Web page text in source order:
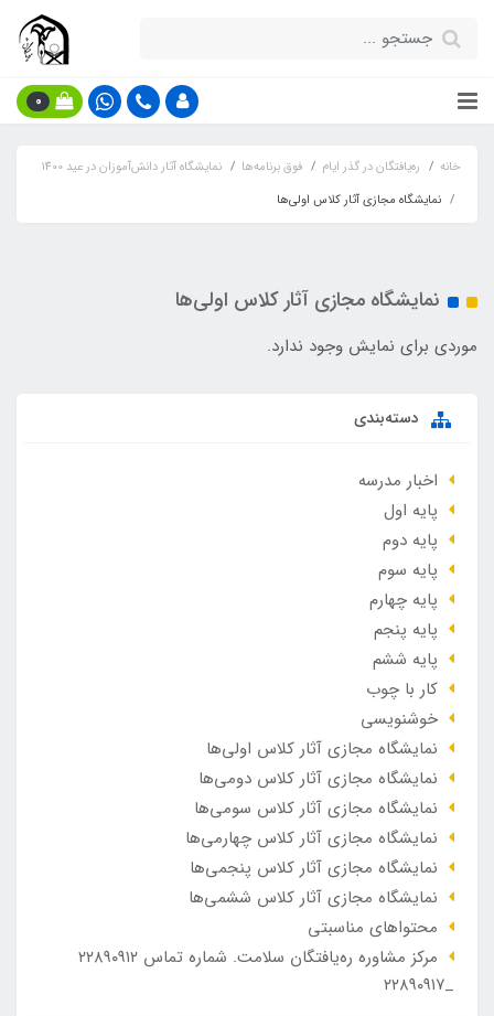
0
خانه ره‌یافتگان در گذر ایام فوق برنامه‌ها
نمایشگاه آثار دانش‌آموزان در عید 1400
نمایشگاه مجازی آثار کلاس اولی‌ها
نمایشگاه مجازی آثار کلاس اولی‌ها
موردی برای نمایش وجود ندارد.
دسته‌بندی
اخبار مدرسه
پایه اول
پایه دوم
پایه سوم
پایه چهارم
پایه پنجم
پایه ششم
کار با چوب
خوشنویسی
نمایشگاه مجازی آثار کلاس اولی‌ها
نمایشگاه مجازی آثار کلاس دومی‌ها
نمایشگاه مجازی آثار کلاس سومی‌ها
نمایشگاه مجازی آثار کلاس چهارمی‌ها
نمایشگاه مجازی آثار کلاس پنجمی‌ها
نمایشگاه مجازی آثار کلاس ششمی‌ها
محتواهای مناسبتی
مرکز مشاوره ره‌یافتگان سلامت. شماره تماس ۲۲۸۹۰۹۱۲
_۲۲۸۹۰۹۱۷